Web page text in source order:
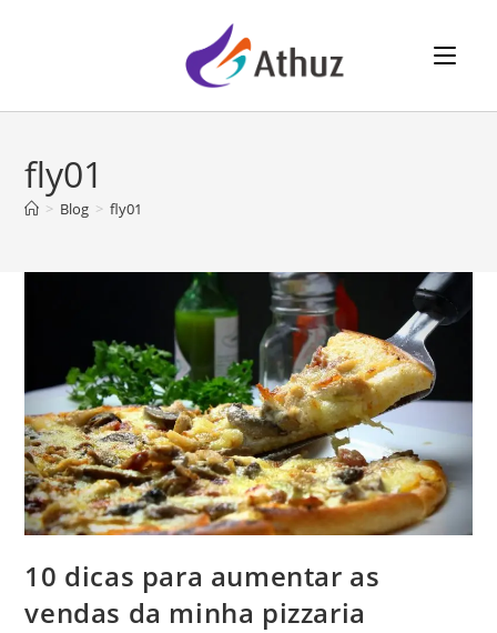
fly01
> Blog > fly01
10 dicas para aumentar as
vendas da minha pizzaria